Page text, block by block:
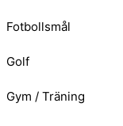
Fotbollsmål
Golf
Gym / Träning